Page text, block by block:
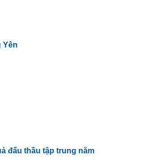
Yên
đấu thầu tập trung năm